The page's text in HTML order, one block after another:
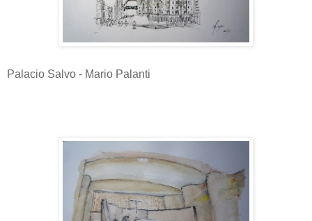
Palacio Salvo - Mario Palanti